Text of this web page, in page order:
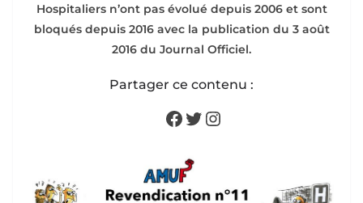
Hospitaliers n’ont pas évolué depuis 2006 et sont
bloqués depuis 2016 avec la publication du 3 août
2016 du Journal Officiel.
Partager ce contenu :
Facebook
Twitter
Instagram